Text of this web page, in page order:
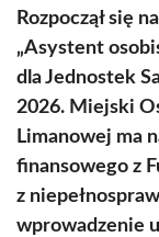
Rozpoczął się
„Asystent
dla Jednostek
2026. Miejski
Limanowej ma
finansowego z
z
wprowadzenie